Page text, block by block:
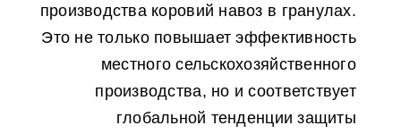
производства коровий навоз в гранулах.
Это не только повышает эффективность
местного сельскохозяйственного
производства, но и соответствует
глобальной тенденции защиты